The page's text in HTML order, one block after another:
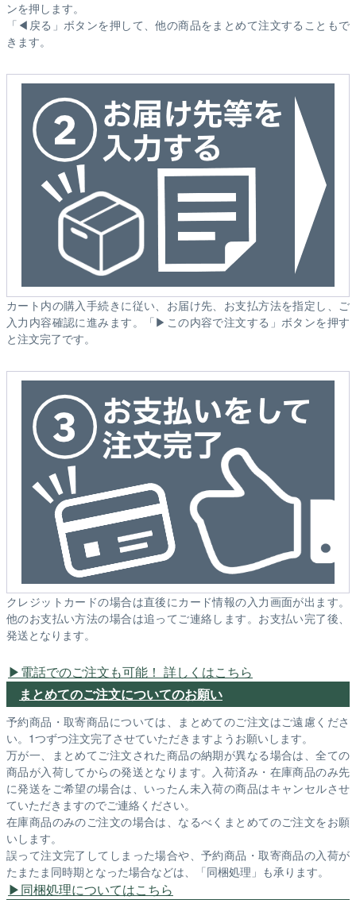
ンを押します。
「◀戻る」ボタンを押して、他の商品をまとめて注文することもで
きます。
カート内の購入手続きに従い、お届け先、お支払方法を指定し、ご
入力内容確認に進みます。「▶この内容で注文する」ボタンを押す
と注文完了です。
クレジットカードの場合は直後にカード情報の入力画面が出ます。
他のお支払い方法の場合は追ってご連絡します。お支払い完了後、
発送となります。
電話でのご注文も可能！ 詳しくはこちら
まとめてのご注文についてのお願い
予約商品・取寄商品については、まとめてのご注文はご遠慮くださ
い。1つずつ注文完了させていただきますようお願いします。
万が一、まとめてご注文された商品の納期が異なる場合は、全ての
商品が入荷してからの発送となります。入荷済み・在庫商品のみ先
に発送をご希望の場合は、いったん未入荷の商品はキャンセルさせ
ていただきますのでご連絡ください。
在庫商品のみのご注文の場合は、なるべくまとめてのご注文をお願
いします。
誤って注文完了してしまった場合や、予約商品・取寄商品の入荷が
たまたま同時期となった場合などは、「同梱処理」も承ります。
同梱処理についてはこちら